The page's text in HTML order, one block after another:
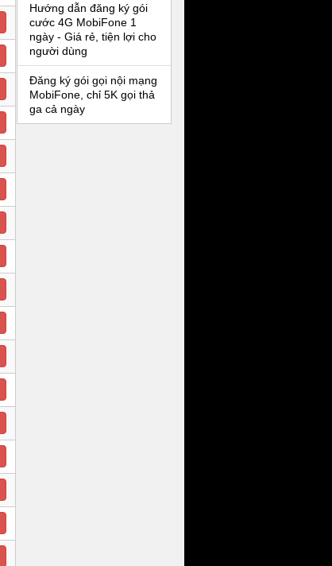
Hướng dẫn đăng ký gói
cước 4G MobiFone 1
ngày - Giá rẻ, tiện lợi cho
người dùng
Đăng ký gói gọi nội mạng
MobiFone, chỉ 5K gọi thả
ga cả ngày